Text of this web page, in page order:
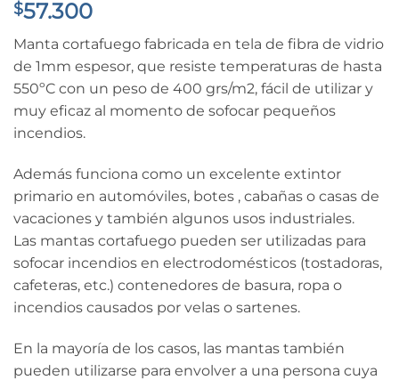
$57.300
Manta cortafuego fabricada en tela de fibra de vidrio
de 1mm espesor, que resiste temperaturas de hasta
550ºC con un peso de 400 grs/m2, fácil de utilizar y
muy eficaz al momento de sofocar pequeños
incendios.
Además funciona como un excelente extintor
primario en automóviles, botes , cabañas o casas de
vacaciones y también algunos usos industriales.
Las mantas cortafuego pueden ser utilizadas para
sofocar incendios en electrodomésticos (tostadoras,
cafeteras, etc.) contenedores de basura, ropa o
incendios causados por velas o sartenes.
En la mayoría de los casos, las mantas también
pueden utilizarse para envolver a una persona cuya